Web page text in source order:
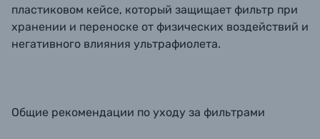
пластиковом кейсе, который защищает фильтр при
хранении и переноске от физических воздействий и
негативного влияния ультрафиолета.
Общие рекомендации по уходу за фильтрами